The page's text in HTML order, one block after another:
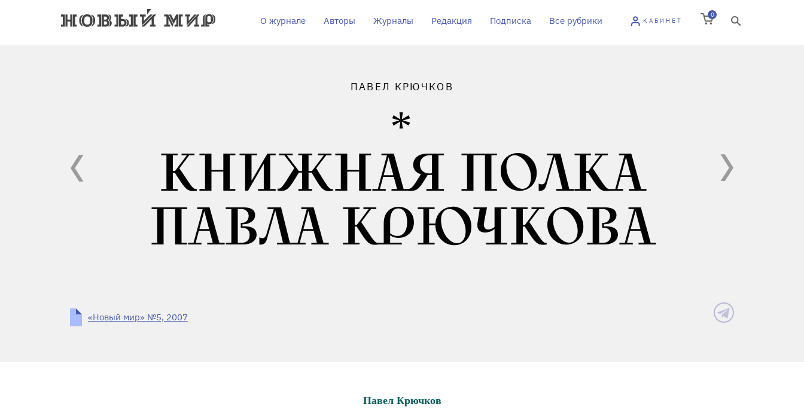
О журнале Авторы Журналы Редакция Подписка Все рубрики КАБИНЕТ
0
ПАВЕЛ КРЮЧКОВ
КНИЖНАЯ ПОЛКА
ПАВЛА КРЮЧКОВА
«Новый мир» №5, 2007
Павел Крючков